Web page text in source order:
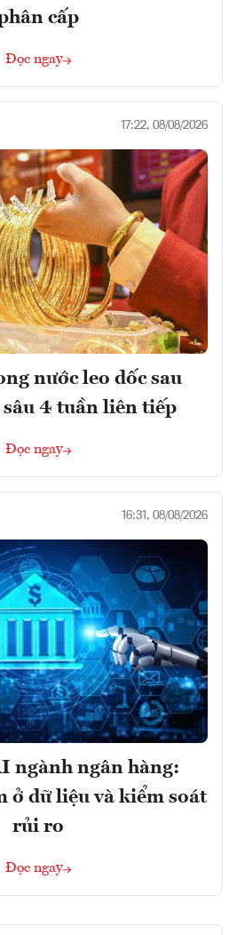
cấp
Đọc ngay
17:22, 08/08/2026
nước leo dốc sau
4 tuần liên tiếp
Đọc ngay
16:31, 08/08/2026
ngành ngân hàng:
ở dữ liệu và kiểm soát
rủi ro
Đọc ngay